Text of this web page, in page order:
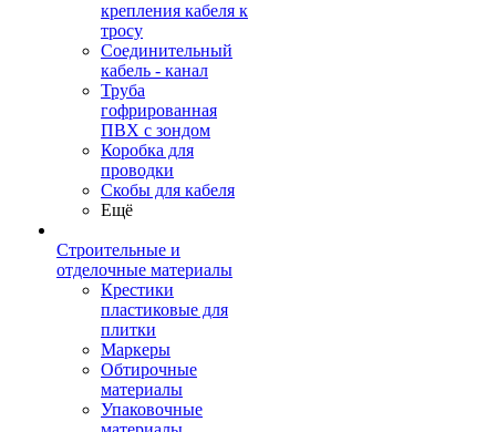
крепления кабеля к
тросу
Соединительный
кабель - канал
Труба
гофрированная
ПВХ с зондом
Коробка для
проводки
Скобы для кабеля
Ещё
Строительные и
отделочные материалы
Крестики
пластиковые для
плитки
Маркеры
Обтирочные
материалы
Упаковочные